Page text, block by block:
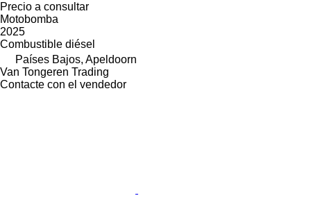
Precio a consultar
Motobomba
2025
Combustible diésel
Países Bajos, Apeldoorn
Van Tongeren Trading
Contacte con el vendedor